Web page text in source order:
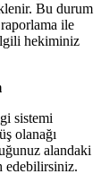
Bu durum
ile
hekiminiz
sistemi
olanağı
alandaki
edebilirsiniz.